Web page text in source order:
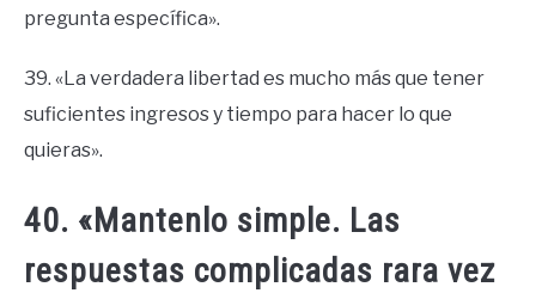
pregunta específica».
39. «La verdadera libertad es mucho más que tener
suficientes ingresos y tiempo para hacer lo que
quieras».
40. «Mantenlo simple. Las
respuestas complicadas rara vez